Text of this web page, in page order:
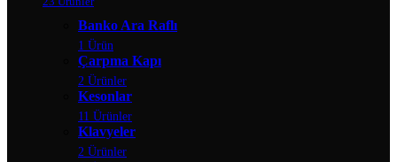
Banko Ara Raflı
1 Ürün
Çarpma Kapı
2 Ürünler
Kesonlar
11 Ürünler
Klavyeler
2 Ürünler